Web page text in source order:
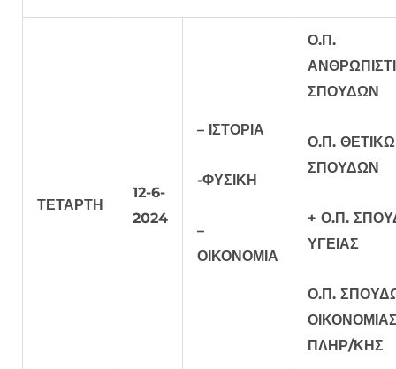
ΤΕΤΑΡΤΗ
12-6-
2024
– ΙΣΤΟΡΙΑ
-ΦΥΣΙΚΗ
–
ΟΙΚΟΝΟΜΙΑ
Ο.Π.
ΣΠΟΥΔΩΝ
Ο.Π.
ΣΠΟΥΔΩΝ
+ Ο.Π.
ΥΓΕΙΑΣ
Ο.Π.
ΠΛΗΡ/ΚΗΣ